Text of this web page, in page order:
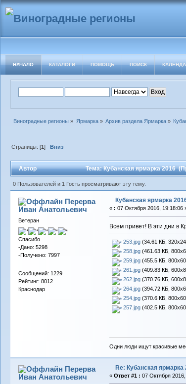
НАЧАЛО КАТАЛОГИ ПОМОЩЬ ПОИСК
Виноградные регионы » Ярмарка» Архив раздела Ярмарка»
Страницы: [1] Вниз
Автор Тема: Кубанская ярмарка 2016
0 Пользователей и 1 Гость просматривают эту тему.
Перерва
Иван Анатольевич
Ветеран
Спасибо
-Дано: 5298
-Получено: 7997
Сообщений: 1229
Рейтинг: 8012
Краснодар
Кубанская ярмарка
« : 07 Октября 2016, 19:18:06
Всем привет! В эти дни в
253.jpg(34.61 КБ,
258.jpg(461.63 КБ,
259.jpg(455.5 КБ,
261.jpg(409.83 КБ,
262.jpg(370.76 КБ,
264.jpg(394.72 КБ,
254.jpg(370.6 КБ,
257.jpg(402.5 КБ,
Одни люди ищут красивые
Перерва
Иван Анатольевич
Re: Кубанская ярмарка
« Ответ #1 : 07 Октября